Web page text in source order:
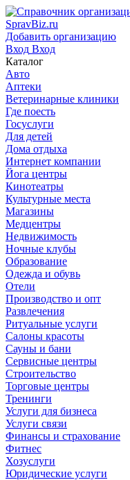
SpravBiz.ru
Добавить организацию
Вход Вход
Каталог
Авто
Аптеки
Ветеринарные клиники
Где поесть
Госуслуги
Для детей
Дома отдыха
Интернет компании
Йога центры
Кинотеатры
Культурные места
Магазины
Медцентры
Недвижимость
Ночные клубы
Образование
Одежда и обувь
Отели
Производство и опт
Развлечения
Ритуальные услуги
Салоны красоты
Сауны и бани
Сервисные центры
Строительство
Торговые центры
Тренинги
Услуги для бизнеса
Услуги связи
Финансы и страхование
Фитнес
Хозуслуги
Юридические услуги